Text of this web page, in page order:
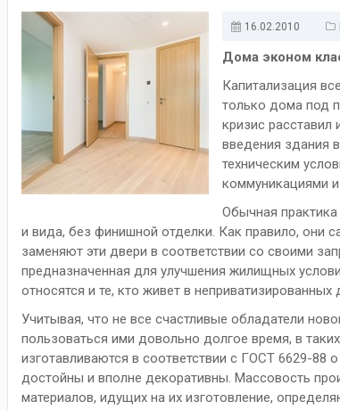
16.02.2010
Дома эконом
Капитализация
только дома под
кризис расставил
введения здания
техническим
коммуникациями и
Обычная
и вида, без финишной отделки. Как правило, они
заменяют эти двери в соответствии со своими
предназначенная для улучшения жилищных
относятся и те, кто живет в
Учитывая, что не все счастливые обладатели
пользоваться ими довольно долгое время, в
изготавливаются в соответствии с ГОСТ 6629-88
достойны и вполне декоративны. Массовость
материалов, идущих на их изготовление,